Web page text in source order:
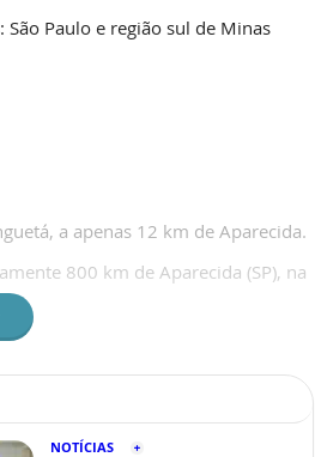
Paulo e região sul de Minas
a apenas 12 km de Aparecida.
800 km de Aparecida (SP), na
NOTÍCIAS